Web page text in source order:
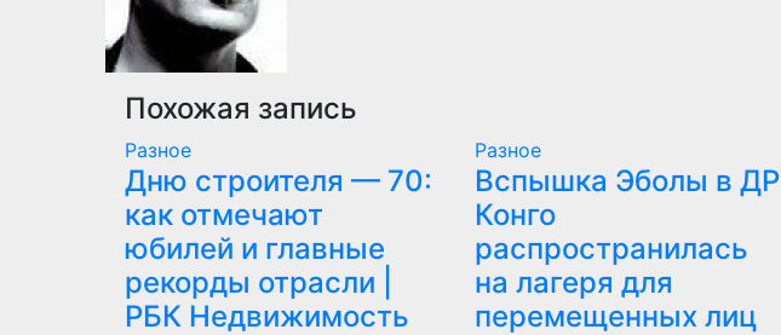
Похожая запись
Разное
Дню строителя — 70:
как отмечают
юбилей и главные
рекорды отрасли |
РБК Недвижимость
Разное
Вспышка Эболы в ДР
Конго
распространилась
на лагеря для
перемещенных лиц